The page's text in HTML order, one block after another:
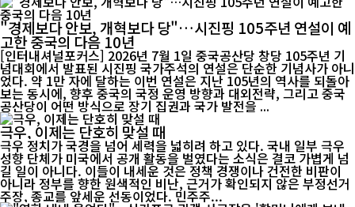
"경제보다 안보, 개혁보다 당"…시진핑 105주년 연설이 예
고한 중국의 다음 10년
[인터내셔널포커스] 2026년 7월 1일 중국공산당 창당 105주년 기
념대회에서 발표된 시진핑 국가주석의 연설은 단순한 기념사가 아니
었다. 약 1만 자에 달하는 이번 연설은 지난 105년의 역사를 되돌아
보는 동시에, 향후 중국의 국정 운영 방향과 대외전략, 그리고 중국
공산당이 어떤 방식으로 장기 집권과 국가 발전을 ...
극우, 이제는 단호히 맞설 때
극우 정치가 국경을 넘어 세력을 넓히려 하고 있다. 국내 일부 극우
성향 단체가 미국에서 공개 활동을 벌였다는 소식은 결코 가볍게 넘
길 일이 아니다. 이들이 내세운 것은 정책 경쟁이나 건전한 비판이
아니라 정부를 향한 원색적인 비난, 근거가 확인되지 않은 부정선거
주장, 종교를 앞세운 선동이었다. 민주주...